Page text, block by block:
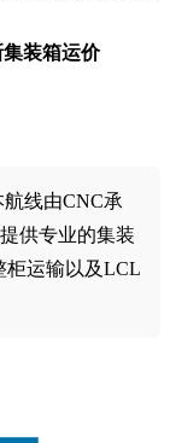
装箱运价
线由CNC承
供专业的集装
柜运输以及LCL